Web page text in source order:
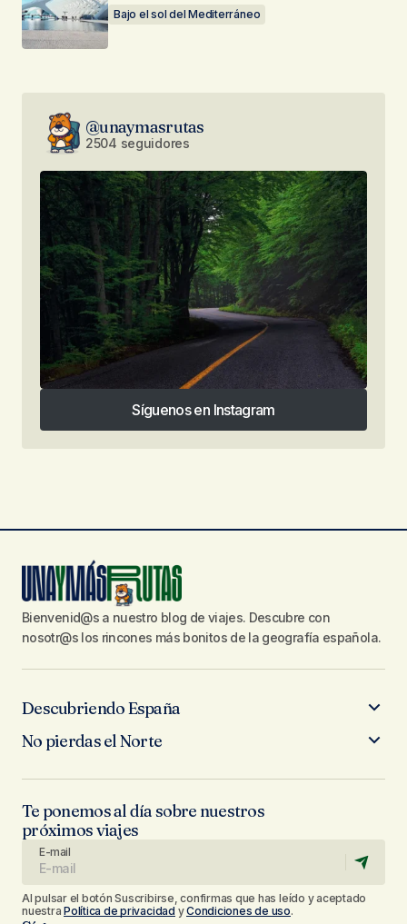
Bajo el sol del Mediterráneo
@unaymasrutas
2504 seguidores
Síguenos en Instagram
Síguenos en Instagram
Bienvenid@s a nuestro blog de viajes. Descubre con
nosotr@s los rincones más bonitos de la geografía española.
Descubriendo España
No pierdas el Norte
Te ponemos al día sobre nuestros
próximos viajes
E-mail
Al pulsar el botón Suscribirse, confirmas que has leído y aceptado
nuestraPolítica de privacidad yCondiciones de uso.